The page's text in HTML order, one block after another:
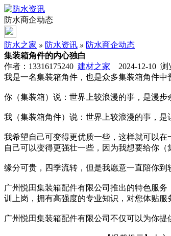
防水商企动态
防水之家 » 防水资讯 » 防水商企动态
集装箱角件的内心独白
作者：13316175240 建材之家 2024-12-10 浏
我是一名集装箱角件，也是众多集装箱角件
你（集装箱）说：世界上较浪漫的事，是漫步
我（集装箱角件）说：世界上较浪漫的事，
我希望自己可变得更优质一些，这样就可以
自己可以变得更强壮一些，因为我想要给你
缘分可贵，四季流转，但是我愿意一直陪你
广州悦田集装箱配件有限公司推出的特色服
训上岗，拥有高强度的专业知识，对您体贴服
广州悦田集装箱配件有限公司不仅可以为你